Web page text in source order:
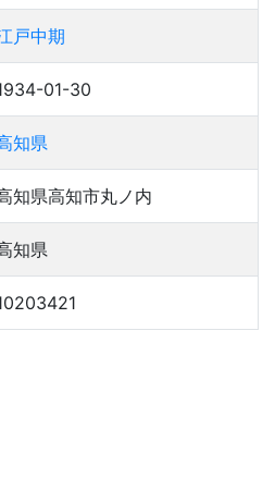
戸中期
01-30
知県
知県高知市丸ノ内
知県